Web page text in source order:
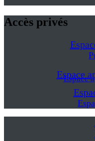
Accès privés
Espace
Espace